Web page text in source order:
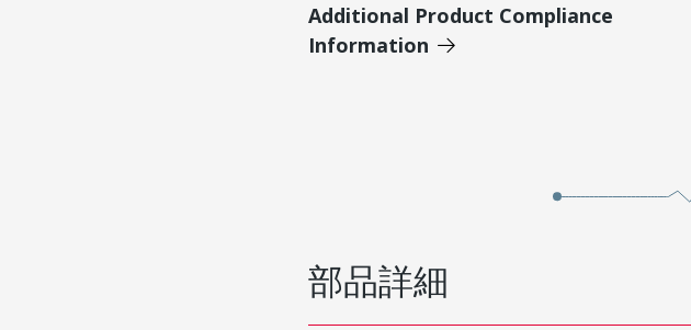
Additional Product Compliance
Information
部品詳細